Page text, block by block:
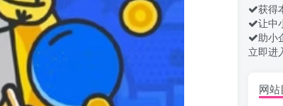
获得
让中
助小
立即进
网